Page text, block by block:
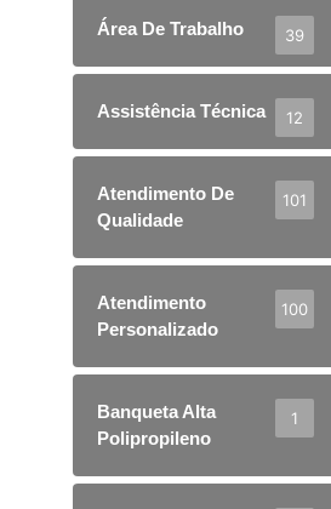
Área De Trabalho 39
Assistência Técnica 12
Atendimento De
Qualidade
101
Atendimento
Personalizado
100
Banqueta Alta
Polipropileno
1